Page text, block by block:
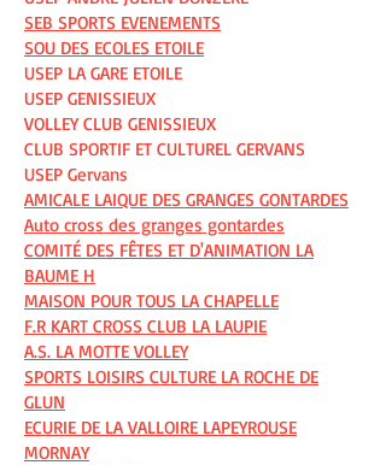
SEB SPORTS EVENEMENTS
SOU DES ECOLES ETOILE
USEP LA GARE ETOILE
USEP GENISSIEUX
VOLLEY CLUB GENISSIEUX
CLUB SPORTIF ET CULTUREL GERVANS
USEP Gervans
AMICALE LAIQUE DES GRANGES GONTARDES
Auto cross des granges gontardes
COMITÉ DES FÊTES ET D'ANIMATION LA
BAUME H
MAISON POUR TOUS LA CHAPELLE
F.R KART CROSS CLUB LA LAUPIE
A.S. LA MOTTE VOLLEY
SPORTS LOISIRS CULTURE LA ROCHE DE
GLUN
ECURIE DE LA VALLOIRE LAPEYROUSE
MORNAY